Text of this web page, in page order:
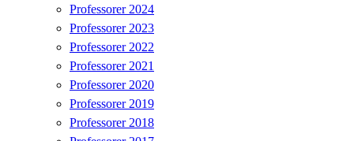
Professorer 2024
Professorer 2023
Professorer 2022
Professorer 2021
Professorer 2020
Professorer 2019
Professorer 2018